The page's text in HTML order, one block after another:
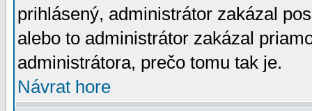
prihlásený, administrátor zakázal
alebo to administrátor zakázal
administrátora, prečo tomu tak je.
Návrat hore